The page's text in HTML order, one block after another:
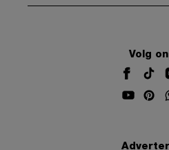
Volg